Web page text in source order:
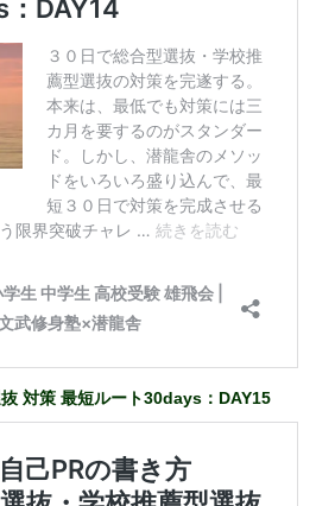
対策 最短ルート30days：DAY15